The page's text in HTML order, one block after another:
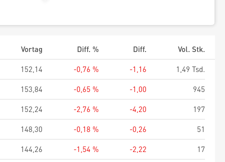
Vortag Diff. % Diff.
Vol. Stk.
152,14 -0,76 % -1,16
1,49 Tsd.
153,84 -0,65 % -1,00
945
152,24 -2,76 % -4,20
197
148,30 -0,18 % -0,26
51
144,26 -1,54 % -2,22
17